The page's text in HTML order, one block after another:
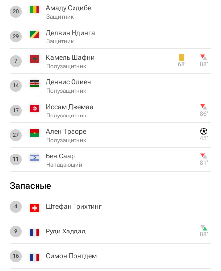
20 Амаду Сидибе
Защитник
29 Делвин Ндинга
Защитник
7 Камель Шафни
Полузащитник 68‎’‎ 88‎’‎
14 Деннис Олиеч
Полузащитник
17 Иссам Джемаа
Полузащитник 86‎’‎
27 Ален Траоре
Полузащитник 45‎’‎
11 Бен Саар
Нападающий 81‎’‎
Запасные
4 Штефан Грихтинг
9 Руди Хаддад 88‎’‎
16 Симон Понтдем